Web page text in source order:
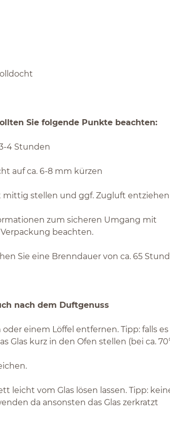
Sie folgende Punkte beachten:
4 Stunden
auf ca. 6-8 mm kürzen
mittig stellen und ggf. Zugluft entziehen
zum sicheren Umgang mit
beachten.
Sie eine Brenndauer von ca. 65
nach dem Duftgenuss
einem Löffel entfernen. Tipp: falls es
Glas kurz in den Ofen stellen (bei ca.
leicht vom Glas lösen lassen. Tipp:
da ansonsten das Glas zerkratzt